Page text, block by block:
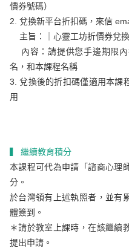
價券號碼）
2. 兌換新平台折扣碼，來信
主旨：｜心靈工坊折價券兌
內容：請提供您手邊期限內
名，和本課程名稱
3. 兌換後的折扣碼僅適用本課
用
▍ 繼續教育積分
本課程可代為申請「諮商心理
分。
於台灣領有上述執照者，並有
體簽到 。
＊請於教室上課時，在該繼續
提出申請。